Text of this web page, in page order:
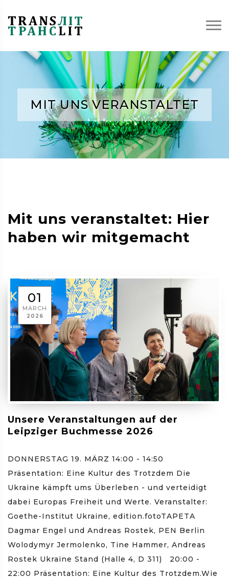
MIT UNS VERANSTALTET
Mit uns veranstaltet: Hier
haben wir mitgemacht
01
MARCH
2026
Unsere Veranstaltungen auf der
Leipziger Buchmesse 2026
DONNERSTAG 19. MÄRZ 14:00 - 14:50
Präsentation: Eine Kultur des Trotzdem Die
Ukraine kämpft ums Überleben - und verteidigt
dabei Europas Freiheit und Werte. Veranstalter:
Goethe-Institut Ukraine, edition.fotoTAPETA
Dagmar Engel und Andreas Rostek, PEN Berlin
Wolodymyr Jermolenko, Tine Hammer, Andreas
Rostek Ukraine Stand (Halle 4, D 311) 20:00 -
22:00 Präsentation: Eine Kultur des Trotzdem.Wie